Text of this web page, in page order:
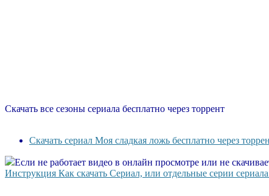
Скачать все сезоны сериала бесплатно через торрент
Скачать сериал Моя сладкая ложь бесплатно через
Если не работает видео в онлайн просмотре или не
Инструкция Как скачать Сериал, или отдельные серии